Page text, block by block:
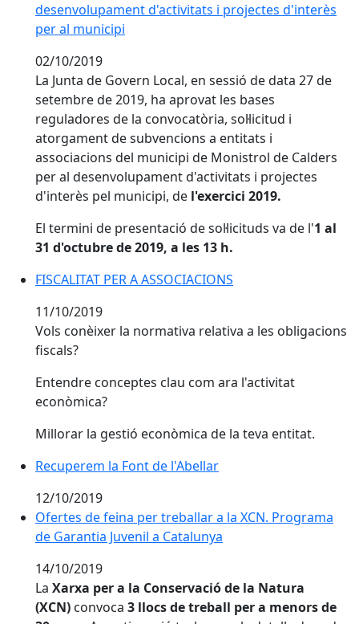
desenvolupament d'activitats i projectes d'interès
per al municipi
02/10/2019
La Junta de Govern Local, en sessió de data 27 de
setembre de 2019, ha aprovat les bases
reguladores de la convocatòria, sol·licitud i
atorgament de subvencions a entitats i
associacions del municipi de Monistrol de Calders
per al desenvolupament d'activitats i projectes
d'interès pel municipi, de l'exercici 2019.
El termini de presentació de sol·licituds va de l'1 al
31 d'octubre de 2019, a les 13 h.
FISCALITAT PER A ASSOCIACIONS
FISCALITAT PER A ASSOCIACIONS
11/10/2019
Vols conèixer la normativa relativa a les obligacions
fiscals?
Entendre conceptes clau com ara l'activitat
econòmica?
Millorar la gestió econòmica de la teva entitat.
Recuperem la Font de l'Abellar
Recuperem la Font de l'Abellar
12/10/2019
Ofertes de feina per treballar a la XCN. Programa de
Ofertes de feina per treballar a la XCN. Programa
de Garantia Juvenil a Catalunya
14/10/2019
La Xarxa per a la Conservació de la Natura
(XCN) convoca 3 llocs de treball per a menors de